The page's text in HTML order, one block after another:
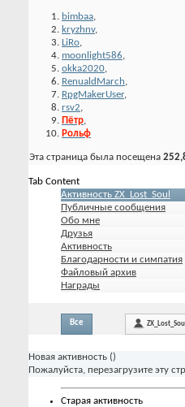
bimbaa,
kryzhnv,
LiRo,
moonlight586,
okka2020,
RenualdMarch,
RpgMakerUser,
rsv2,
Пётр,
Рольф
Эта страница была посещена
Tab Content
Активность ZX_Lost_Soul
Публичные сообщения
Обо мне
Друзья
Активность
Благодарности и симпатия
Файловый архив
Награды
Все ZX_Lost_Soul
Новая активность ()
Пожалуйста, перезагрузите эту
Старая активность